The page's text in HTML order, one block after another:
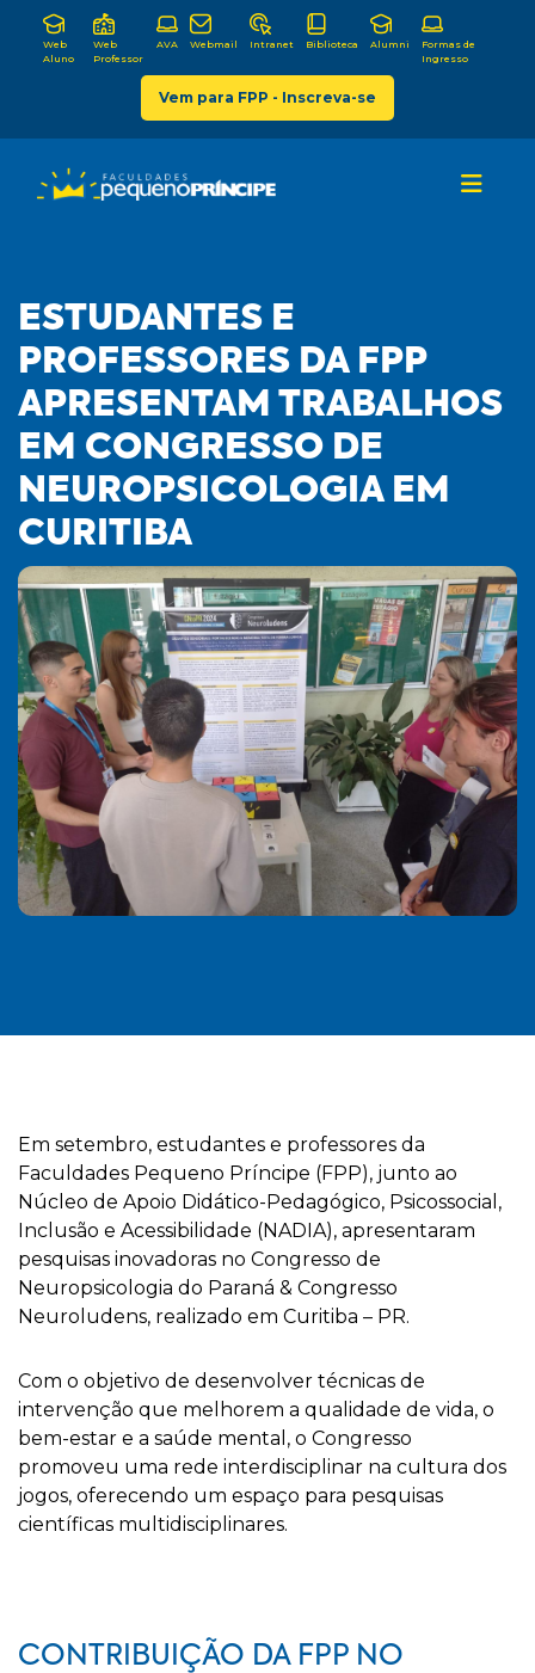
Web
Aluno
Web
Professor
AVA Webmail Intranet Biblioteca Alumni
Formas de
Ingresso
Vem para FPP - Inscreva-se
ESTUDANTES E
PROFESSORES DA FPP
APRESENTAM TRABALHOS
EM CONGRESSO DE
NEUROPSICOLOGIA EM
CURITIBA
Em setembro, estudantes e professores da
Faculdades Pequeno Príncipe (FPP), junto ao
Núcleo de Apoio Didático-Pedagógico, Psicossocial,
Inclusão e Acessibilidade (NADIA), apresentaram
pesquisas inovadoras no Congresso de
Neuropsicologia do Paraná & Congresso
Neuroludens, realizado em Curitiba – PR.
Com o objetivo de desenvolver técnicas de
intervenção que melhorem a qualidade de vida, o
bem-estar e a saúde mental, o Congresso
promoveu uma rede interdisciplinar na cultura dos
jogos, oferecendo um espaço para pesquisas
científicas multidisciplinares.
CONTRIBUIÇÃO DA FPP NO